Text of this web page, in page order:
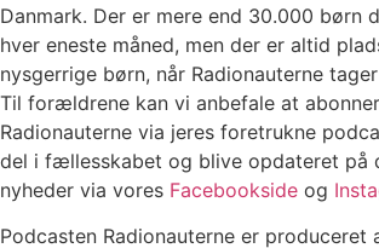
Danmark. Der er mere end 30.000 børn
hver eneste måned, men der er altid
nysgerrige børn, når Radionauterne
Til forældrene kan vi anbefale at
Radionauterne via jeres foretrukne
del i fællesskabet og blive opdateret på
nyheder via vores Facebookside og
Podcasten Radionauterne er produceret